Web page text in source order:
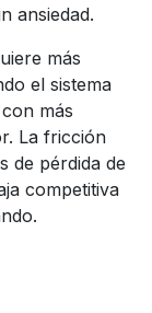
ansiedad.
más
el sistema
más
La fricción
de pérdida de
competitiva